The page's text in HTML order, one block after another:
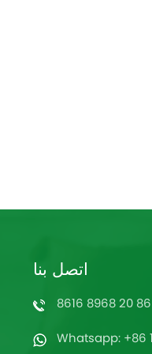
اتصل بنا
Whatsapp: +86